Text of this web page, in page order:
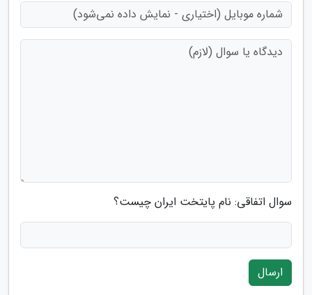
سوال اتفاقی: نام پایتخت ایران چیست؟
ارسال